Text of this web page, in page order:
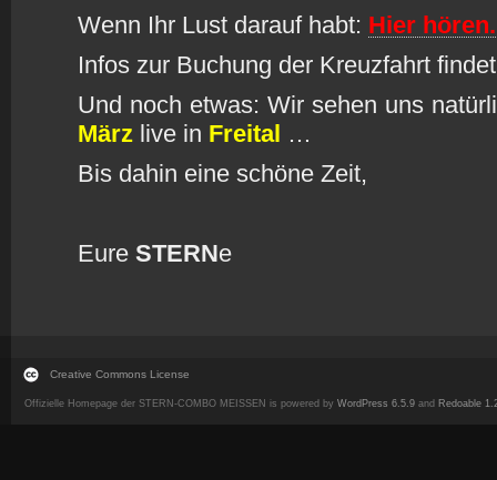
Wenn Ihr Lust darauf habt: Hier hören.
Infos zur Buchung der Kreuzfahrt
Und noch etwas: Wir sehen uns
März live in Freital …
Bis dahin eine schöne Zeit,
Eure STERNe
Creative Commons License
Offizielle Homepage der STERN-COMBO MEISSEN is powered by WordPress 6.5.9 and Redoable